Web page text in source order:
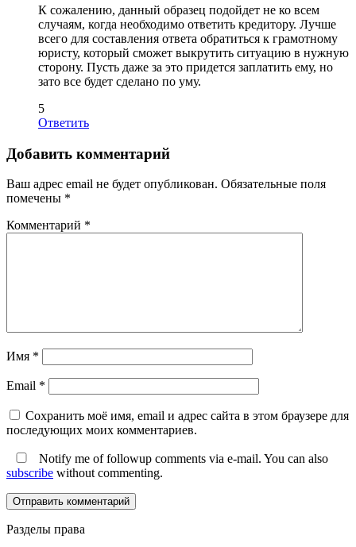
К сожалению, данный образец подойдет не ко всем
случаям, когда необходимо ответить кредитору. Лучше
всего для составления ответа обратиться к грамотному
юристу, который сможет выкрутить ситуацию в нужную
сторону. Пусть даже за это придется заплатить ему, но
зато все будет сделано по уму.
5
Ответить
Добавить комментарий
Ваш адрес email не будет опубликован. Обязательные поля
помечены *
Комментарий *
Имя *
Email *
Сохранить моё имя, email и адрес сайта в этом браузере для
последующих моих комментариев.
Notify me of followup comments via e-mail. You can also
subscribe without commenting.
Разделы права